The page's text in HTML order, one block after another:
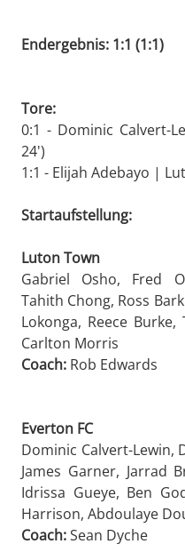
Endergebnis: 1:1 (1:1)
Tore:
0:1 - Dominic Calvert-
24')
1:1 - Elijah Adebayo |
Startaufstellung:
Luton Town
Gabriel Osho, Fred
Tahith Chong, Ross
Lokonga, Reece
Carlton Morris
Coach: Rob Edwards
Everton FC
Dominic Calvert-Lewin,
James Garner, Jarrad
Idrissa Gueye, Ben
Harrison, Abdoulaye
Coach:Sean Dyche